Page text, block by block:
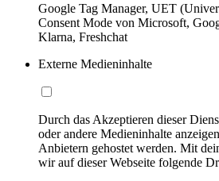
Google Tag Manager, UET
Consent Mode von Microsoft,
Klarna, Freshchat
Externe Medieninhalte
Durch das Akzeptieren dieser
oder andere Medieninhalte
Anbietern gehostet werden. Mit
wir auf dieser Webseite folgende